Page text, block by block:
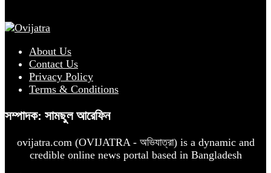
About Us
Contact Us
Privacy Policy
Terms & Conditions
সম্পাদক: সামছুল আরেফিন
ovijatra.com (OVIJATRA - অভিযাত্রা) is a dynamic and
credible online news portal based in Bangladesh